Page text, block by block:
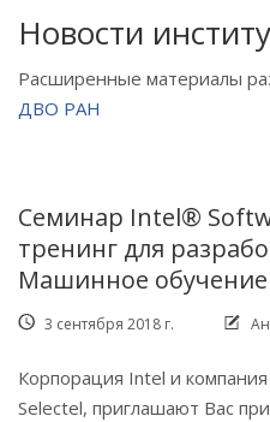
Новости
Расширенные материалы
ДВО РАН
Семинар Intel®
тренинг для
Машинное
3 сентября 2018 г.
Корпорация Intel и
Selectel, приглашают Вас